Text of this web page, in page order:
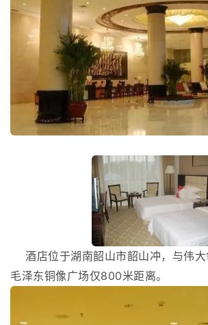
酒店位于湖南韶山市韶山冲，与伟大
毛泽东铜像广场仅800米距离。